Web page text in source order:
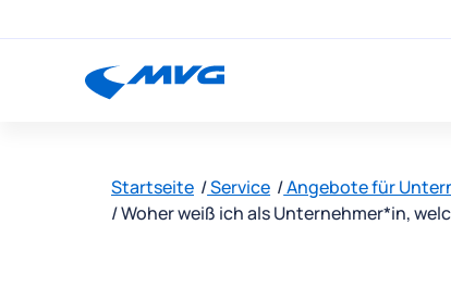
Startseite Service Angebote für
Woher weiß ich als Unternehmer*in,